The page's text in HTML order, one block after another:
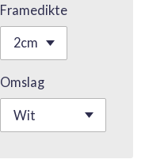
Framedikte
Omslag